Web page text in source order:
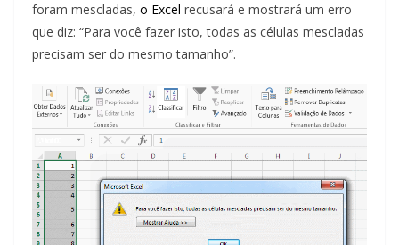
foram mescladas, o Excel recusará e mostrará um erro
que diz: “Para você fazer isto, todas as células mescladas
precisam ser do mesmo tamanho”.